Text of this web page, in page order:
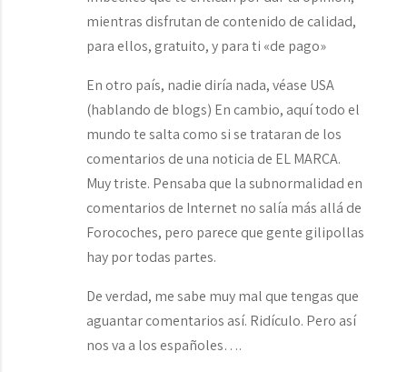
mientras disfrutan de contenido de calidad,
para ellos, gratuito, y para ti «de pago»
En otro país, nadie diría nada, véase USA
(hablando de blogs) En cambio, aquí todo el
mundo te salta como si se trataran de los
comentarios de una noticia de EL MARCA.
Muy triste. Pensaba que la subnormalidad en
comentarios de Internet no salía más allá de
Forocoches, pero parece que gente gilipollas
hay por todas partes.
De verdad, me sabe muy mal que tengas que
aguantar comentarios así. Ridículo. Pero así
nos va a los españoles….